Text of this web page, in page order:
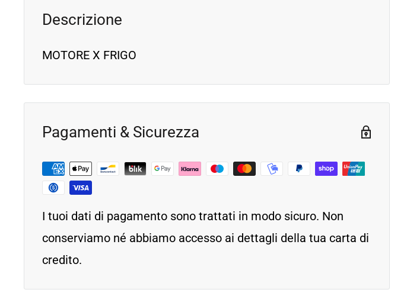
Descrizione
MOTORE X FRIGO
Pagamenti & Sicurezza
I tuoi dati di pagamento sono trattati in modo sicuro. Non
conserviamo né abbiamo accesso ai dettagli della tua carta di
credito.